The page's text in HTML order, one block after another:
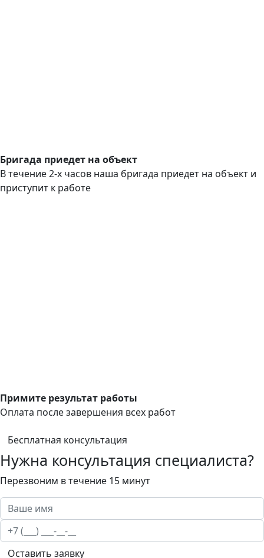
Бригада приедет на объект
В течение 2-х часов наша бригада приедет на объект и
приступит к работе
Примите результат работы
Оплата после завершения всех работ
Бесплатная консультация
Нужна консультация специалиста?
Перезвоним в течение 15 минут
Оставить заявку